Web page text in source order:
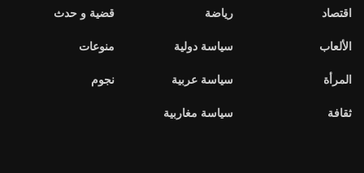
اقتصاد
الألعاب
المرأة
ثقافة
رياضة
سياسة دولية
سياسة عربية
سياسة مغاربية
قضية و حدث
منوعات
نجوم